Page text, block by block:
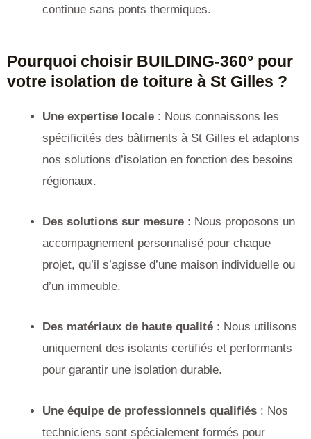
continue sans ponts thermiques.
Pourquoi choisir BUILDING-360° pour
votre isolation de toiture à St Gilles ?
Une expertise locale : Nous connaissons les
spécificités des bâtiments à St Gilles et adaptons
nos solutions d’isolation en fonction des besoins
régionaux.
Des solutions sur mesure : Nous proposons un
accompagnement personnalisé pour chaque
projet, qu’il s’agisse d’une maison individuelle ou
d’un immeuble.
Des matériaux de haute qualité : Nous utilisons
uniquement des isolants certifiés et performants
pour garantir une isolation durable.
Une équipe de professionnels qualifiés : Nos
techniciens sont spécialement formés pour